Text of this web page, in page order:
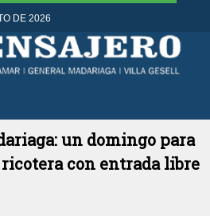
DE 2026
un domingo para
con entrada libre